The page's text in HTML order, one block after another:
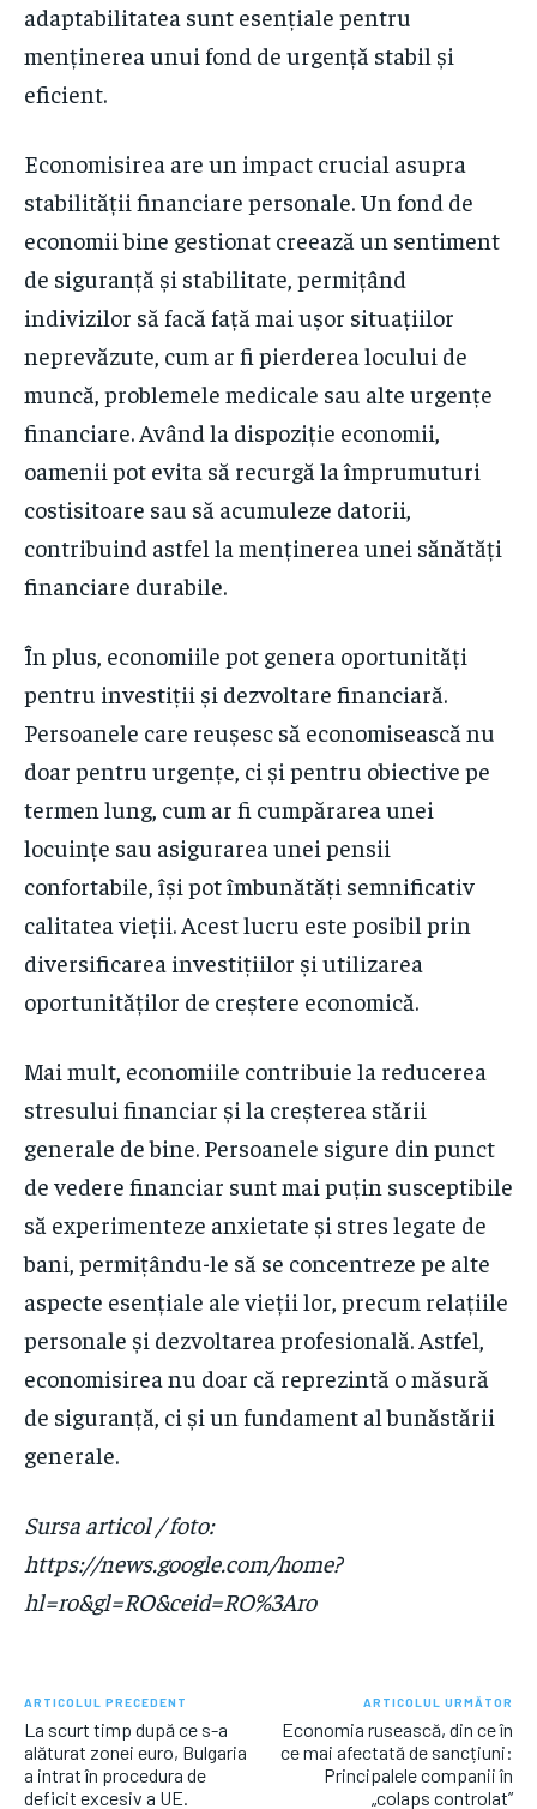
adaptabilitatea sunt esențiale pentru
menținerea unui fond de urgență stabil și
eficient.
Economisirea are un impact crucial asupra
stabilității financiare personale. Un fond de
economii bine gestionat creează un sentiment
de siguranță și stabilitate, permițând
indivizilor să facă față mai ușor situațiilor
neprevăzute, cum ar fi pierderea locului de
muncă, problemele medicale sau alte urgențe
financiare. Având la dispoziție economii,
oamenii pot evita să recurgă la împrumuturi
costisitoare sau să acumuleze datorii,
contribuind astfel la menținerea unei sănătăți
financiare durabile.
În plus, economiile pot genera oportunități
pentru investiții și dezvoltare financiară.
Persoanele care reușesc să economisească nu
doar pentru urgențe, ci și pentru obiective pe
termen lung, cum ar fi cumpărarea unei
locuințe sau asigurarea unei pensii
confortabile, își pot îmbunătăți semnificativ
calitatea vieții. Acest lucru este posibil prin
diversificarea investițiilor și utilizarea
oportunităților de creștere economică.
Mai mult, economiile contribuie la reducerea
stresului financiar și la creșterea stării
generale de bine. Persoanele sigure din punct
de vedere financiar sunt mai puțin susceptibile
să experimenteze anxietate și stres legate de
bani, permițându-le să se concentreze pe alte
aspecte esențiale ale vieții lor, precum relațiile
personale și dezvoltarea profesională. Astfel,
economisirea nu doar că reprezintă o măsură
de siguranță, ci și un fundament al bunăstării
generale.
Sursa articol / foto:
https://news.google.com/home?
hl=ro&gl=RO&ceid=RO%3Aro
ARTICOLUL PRECEDENT
La scurt timp după ce s-a
alăturat zonei euro, Bulgaria
a intrat în procedura de
deficit excesiv a UE.
ARTICOLUL URMĂTOR
Economia rusească, din ce în
ce mai afectată de sancțiuni:
Principalele companii în
„colaps controlat”